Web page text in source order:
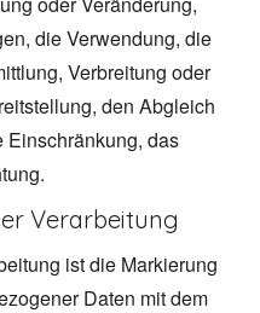
die Verwendung, die
Verbreitung oder
den Abgleich
Einschränkung, das
Verarbeitung
ist die Markierung
Daten mit dem